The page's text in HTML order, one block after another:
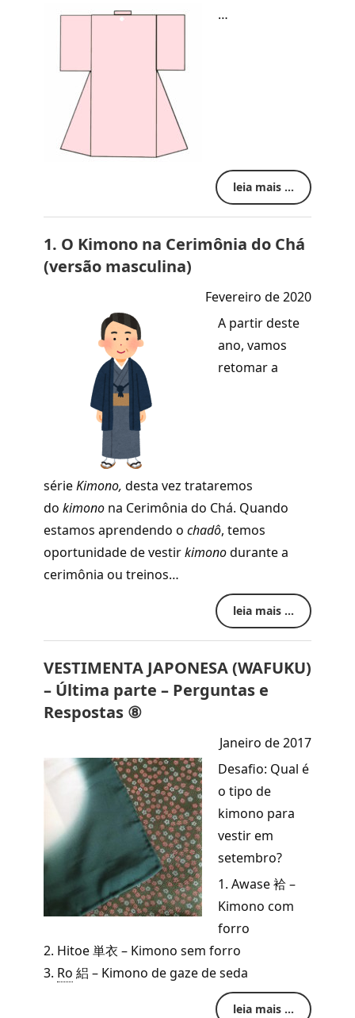
…
leia mais ...
1. O Kimono na Cerimônia do Chá
(versão masculina)
Fevereiro de 2020
A partir deste
ano, vamos
retomar a
sérieKimono, desta vez trataremos
do kimono na Cerimônia do Chá. Quando
estamos aprendendo o chadô, temos
oportunidade de vestirkimonodurante a
cerimônia ou treinos…
leia mais ...
VESTIMENTA JAPONESA (WAFUKU)
– Última parte – Perguntas e
Respostas ⑧
Janeiro de 2017
Desafio: Qual é
o tipo de
kimono para
vestir em
setembro?
1. Awase 袷 –
Kimono com
forro
2. Hitoe 単衣 – Kimono sem forro
3. Ro 絽 – Kimono de gaze de seda
leia mais ...